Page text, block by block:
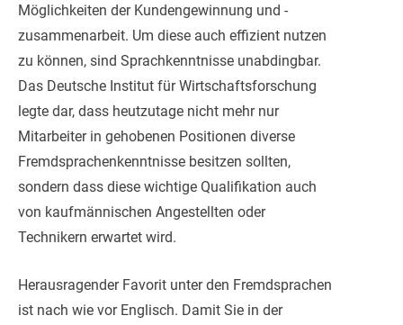
Möglichkeiten der Kundengewinnung und -
zusammenarbeit. Um diese auch effizient nutzen
zu können, sind Sprachkenntnisse unabdingbar.
Das Deutsche Institut für Wirtschaftsforschung
legte dar, dass heutzutage nicht mehr nur
Mitarbeiter in gehobenen Positionen diverse
Fremdsprachenkenntnisse besitzen sollten,
sondern dass diese wichtige Qualifikation auch
von kaufmännischen Angestellten oder
Technikern erwartet wird.
Herausragender Favorit unter den Fremdsprachen
ist nach wie vor Englisch. Damit Sie in der